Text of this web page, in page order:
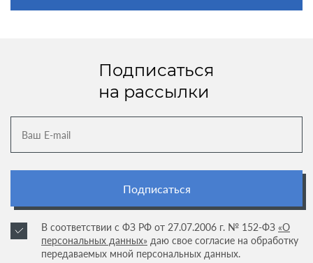
Подписаться
на рассылки
Подписаться
В соответствии с ФЗ РФ от 27.07.2006 г. № 152-ФЗ «О
персональных данных» даю свое согласие на обработку
передаваемых мной персональных данных.